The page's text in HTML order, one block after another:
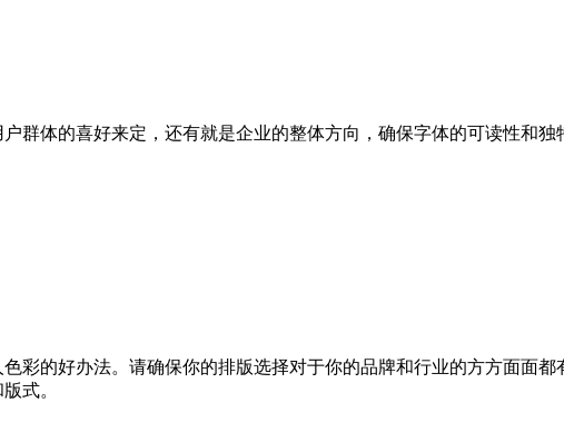
群体的喜好来定，还有就是企业的整体方向，确保字体的可读性和独
彩的好办法。请确保你的排版选择对于你的品牌和行业的方方面面
式。